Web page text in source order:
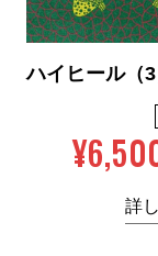
ハイヒール（3
詳